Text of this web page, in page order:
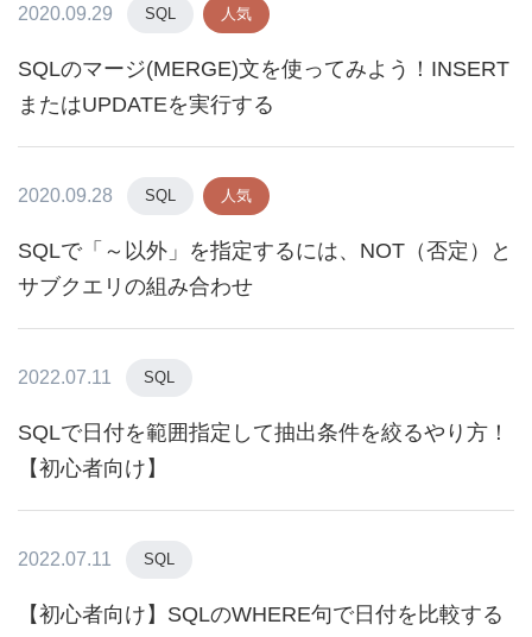
2020.09.29 SQL 人気
SQLのマージ(MERGE)文を使ってみよう！INSERT
またはUPDATEを実行する
2020.09.28 SQL 人気
SQLで「～以外」を指定するには、NOT（否定）と
サブクエリの組み合わせ
2022.07.11 SQL
SQLで日付を範囲指定して抽出条件を絞るやり方！
【初心者向け】
2022.07.11 SQL
【初心者向け】SQLのWHERE句で日付を比較する